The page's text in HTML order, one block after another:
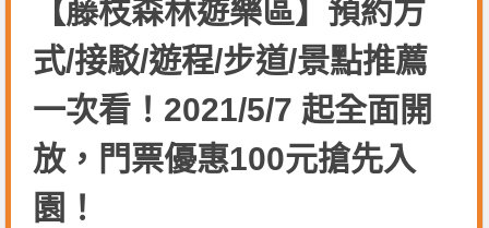
【藤枝森林遊樂區】預約方
式/接駁/遊程/步道/景點推薦
一次看！2021/5/7 起全面開
放，門票優惠100元搶先入
園！